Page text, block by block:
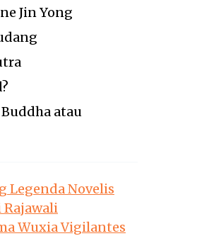
Jin Yong
atau
Legenda Novelis
Wuxia Vigilantes